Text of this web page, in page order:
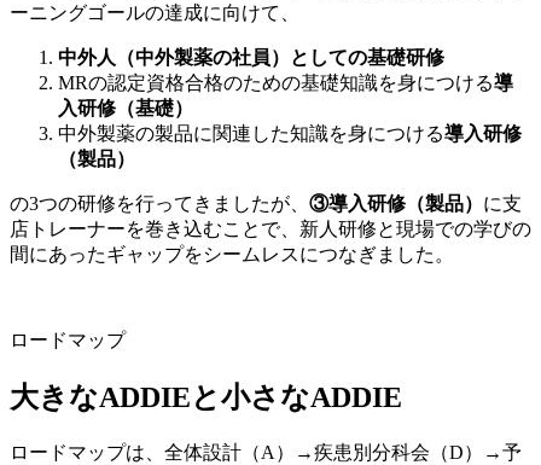
ーニングゴールの達成に向けて、
中外人（中外製薬の社員）としての基礎研修
MRの認定資格合格のための基礎知識を身につける導
入研修（基礎）
中外製薬の製品に関連した知識を身につける導入研修
（製品）
の3つの研修を行ってきましたが、 ③導入研修（製品） に支
店トレーナーを巻き込むことで、新人研修と現場での学びの
間にあったギャップをシームレスにつなぎました。
ロードマップ
大きなADDIEと小さなADDIE
ロードマップは、全体設計（A）→疾患別分科会（D）→予